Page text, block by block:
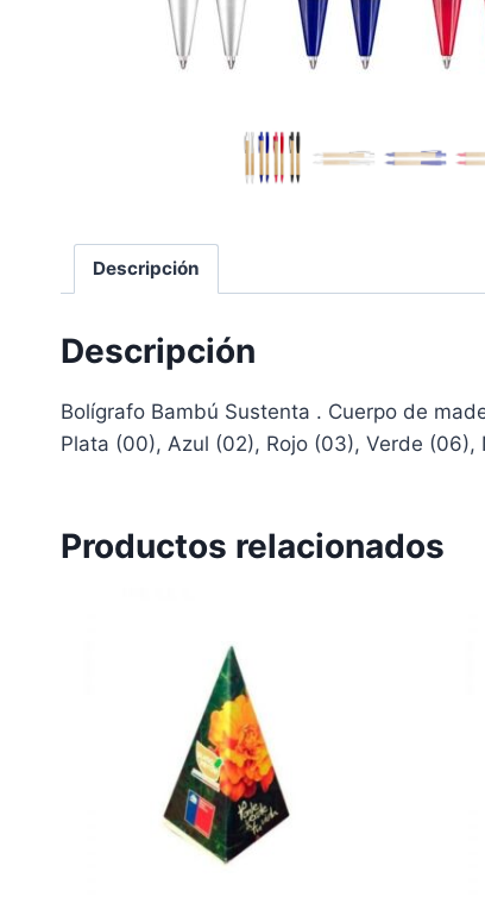
Descripción
Descripción
Bolígrafo Bambú Sustenta . Cuerpo de
Plata (00), Azul (02), Rojo (03), Verde (06),
Productos relacionados